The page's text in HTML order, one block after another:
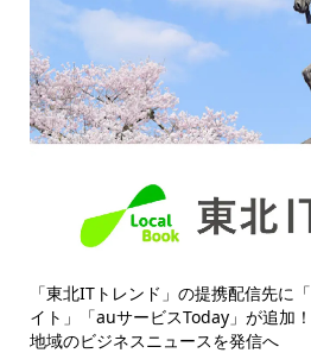
「東北ITトレンド」の提携配信先に
イト」「auサービスToday」が追加
地域のビジネスニュースを発信へ